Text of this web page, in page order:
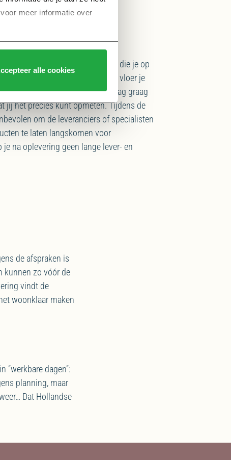
voor meer informatie over
alle cookies
de gordijnen moeten worden die je op
hoeveel vierkante meter aan vloer je
gaan tijdens de inmeetdag graag
jij het precies kunt opmeten. Tijdens de
om de leveranciers of specialisten
te laten langskomen voor
na oplevering geen lange lever- en
de afspraken is
kunnen zo vóór de
vindt de
woonklaar maken
dagen”:
planning, maar
Dat Hollandse